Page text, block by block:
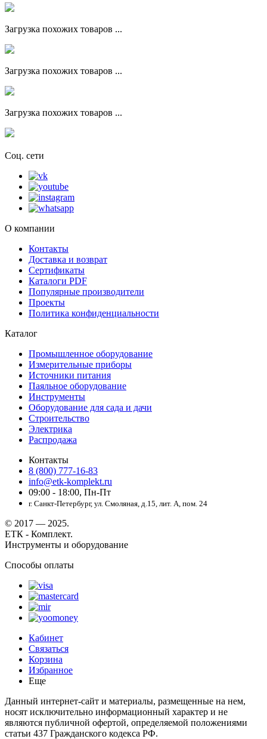
Загрузка похожих товаров ...
Загрузка похожих товаров ...
Загрузка похожих товаров ...
Соц. сети
О компании
Контакты
Доставка и возврат
Сертификаты
Каталоги PDF
Популярные производители
Проекты
Политика конфиденциальности
Каталог
Промышленное оборудование
Измерительные приборы
Источники питания
Паяльное оборудование
Инструменты
Оборудование для сада и дачи
Строительство
Электрика
Распродажа
Контакты
8 (800) 777-16-83
info@etk-komplekt.ru
09:00 - 18:00, Пн-Пт
г. Санкт-Петербург, ул. Смоляная, д.15, лит. А, пом. 24
© 2017 — 2025.
ЕТК - Комплект.
Инструменты и оборудование
Способы оплаты
Кабинет
Связаться
Корзина
Избранное
Еще
Данный интернет-сайт и материалы, размещенные на нем,
носят исключительно информационный характер и не
являются публичной офертой, определяемой положениями
статьи 437 Гражданского кодекса РФ.